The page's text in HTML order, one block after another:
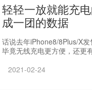
轻轻一放就能充
成一团的数据
话说去年iPhone8/8Plus/X发
毕竟无线充电更方便，还更
2021-02-24